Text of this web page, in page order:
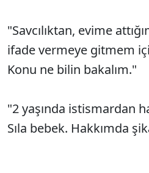
"Savcılıktan, evime
ifade vermeye gitmem
Konu ne bilin bakalım."
"2 yaşında istismardan
Sıla bebek. Hakkımda